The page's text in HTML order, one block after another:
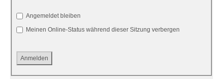
Angemeldet bleiben
Meinen Online-Status während dieser Sitzung verbergen